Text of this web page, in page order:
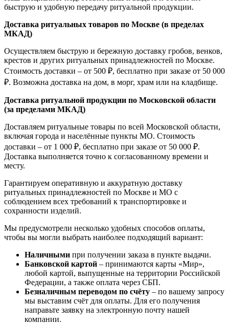
быструю и удобную передачу ритуальной продукции.
Доставка ритуальных товаров по Москве (в пределах
МКАД)
Осуществляем быструю и бережную доставку гробов, венков,
крестов и других ритуальных принадлежностей по Москве.
Стоимость доставки – от 500 ₽, бесплатно при заказе от 50 000
₽. Возможна доставка на дом, в морг, храм или на кладбище.
Доставка ритуальной продукции по Московской области
(за пределами МКАД)
Доставляем ритуальные товары по всей Московской области,
включая города и населённые пункты МО. Стоимость
доставки – от 1 000 ₽, бесплатно при заказе от 50 000 ₽.
Доставка выполняется точно к согласованному времени и
месту.
Гарантируем оперативную и аккуратную доставку
ритуальных принадлежностей по Москве и МО с
соблюдением всех требований к транспортировке и
сохранности изделий.
Мы предусмотрели несколько удобных способов оплаты,
чтобы вы могли выбрать наиболее подходящий вариант:
Наличными при получении заказа в пункте выдачи.
Банковской картой – принимаются карты «Мир»,
любой картой, выпущенные на территории Российской
Федерации, а также оплата через СБП.
Безналичным переводом по счёту – по вашему запросу
мы выставим счёт для оплаты. Для его получения
направьте заявку на электронную почту нашей
компании.